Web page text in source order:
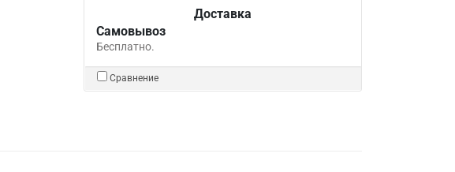
Доставка
Самовывоз
Бесплатно.
Сравнение